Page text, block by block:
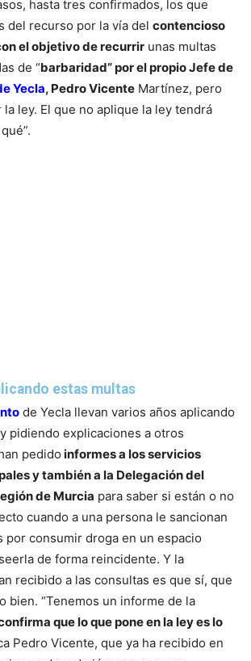
hasta tres confirmados, los que
del recurso por la vía del contencioso
el objetivo de recurrir unas multas
de “barbaridad” por el propio Jefe de
Yecla, Pedro Vicente Martínez, pero
la ley. El que no aplique la ley tendrá
estas multas
de Yecla llevan varios años aplicando
pidiendo explicaciones a otros
pedido informes a los servicios
y también a la Delegación del
de Murcia para saber si están o no
cuando a una persona le sancionan
por consumir droga en un espacio
de forma reincidente. Y la
recibido a las consultas es que sí, que
bien. “Tenemos un informe de la
que lo que pone en la ley es lo
Pedro Vicente, que ya ha recibido en